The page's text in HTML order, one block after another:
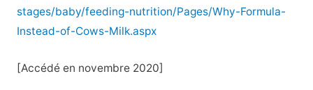
stages/baby/feeding-nutrition/Pages/Why-Formula-
Instead-of-Cows-Milk.aspx
[Accédé en novembre 2020]